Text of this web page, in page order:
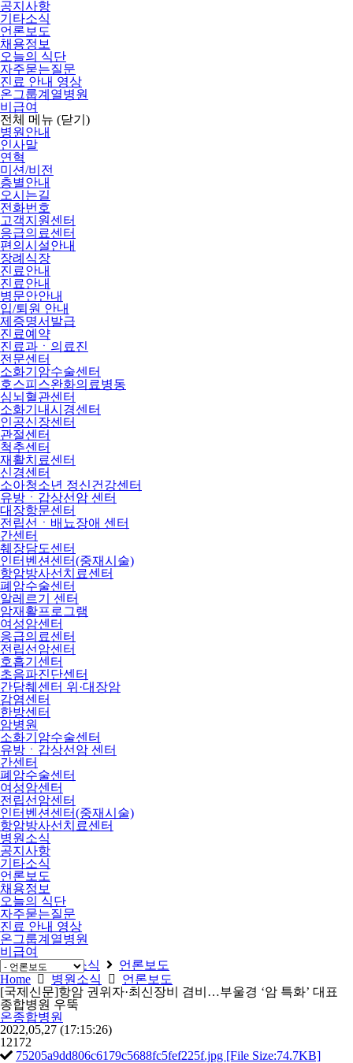
공지사항
기타소식
언론보도
채용정보
오늘의 식단
자주묻는질문
진료 안내 영상
온그룹계열병원
비급여
전체 메뉴 (닫기)
병원안내
인사말
연혁
미션/비전
층별안내
오시는길
전화번호
고객지원센터
응급의료센터
편의시설안내
장례식장
진료안내
진료안내
병문안안내
입/퇴원 안내
제증명서발급
진료예약
진료과ㆍ의료진
전문센터
소화기암수술센터
호스피스완화의료병동
심뇌혈관센터
소화기내시경센터
인공신장센터
관절센터
척추센터
재활치료센터
신경센터
소아청소년 정신건강센터
유방ㆍ갑상선암 센터
대장항문센터
전립선ㆍ배뇨장애 센터
간센터
췌장담도센터
인터벤션센터(중재시술)
항암방사선치료센터
폐암수술센터
알레르기 센터
암재활프로그램
여성암센터
응급의료센터
전립선암센터
호흡기센터
초음파진단센터
간담췌센터 위·대장암
감염센터
한방센터
암병원
소화기암수술센터
유방ㆍ갑상선암 센터
간센터
폐암수술센터
여성암센터
전립선암센터
인터벤션센터(중재시술)
항암방사선치료센터
병원소식
공지사항
기타소식
언론보도
채용정보
오늘의 식단
자주묻는질문
진료 안내 영상
온그룹계열병원
비급여
Home
병원소식
언론보도
Home
병원소식
언론보도
[국제신문]항암 권위자·최신장비 겸비…부울경 ‘암 특화’ 대표
종합병원 우뚝
온종합병원
2022,05,27 (17:15:26)
12172
75205a9dd806c6179c5688fc5fef225f.jpg [File Size:74.7KB]